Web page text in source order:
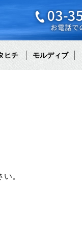
ヒチ モルディブ
。